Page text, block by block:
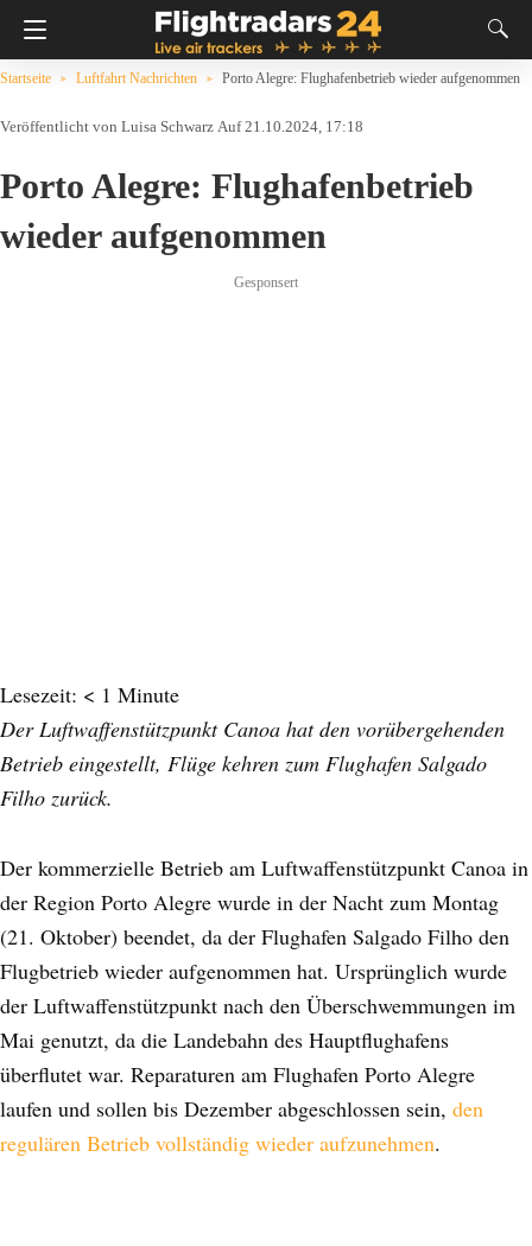
Startseite Luftfahrt Nachrichten Porto Alegre: Flughafenbetrieb wieder aufgenommen
Luisa Schwarz Auf 21.10.2024, 17:18
Porto Alegre: Flughafenbetrieb
wieder aufgenommen
Gesponsert
Lesezeit: < 1 Minute
Der Luftwaffenstützpunkt Canoa hat den vorübergehenden
Betrieb eingestellt, Flüge kehren zum Flughafen Salgado
Filho zurück.
Der kommerzielle Betrieb am Luftwaffenstützpunkt Canoa in
der Region Porto Alegre wurde in der Nacht zum Montag
(21. Oktober) beendet, da der Flughafen Salgado Filho den
Flugbetrieb wieder aufgenommen hat. Ursprünglich wurde
der Luftwaffenstützpunkt nach den Überschwemmungen im
Mai genutzt, da die Landebahn des Hauptflughafens
überflutet war. Reparaturen am Flughafen Porto Alegre
laufen und sollen bis Dezember abgeschlossen sein, den
regulären Betrieb vollständig wieder aufzunehmen.